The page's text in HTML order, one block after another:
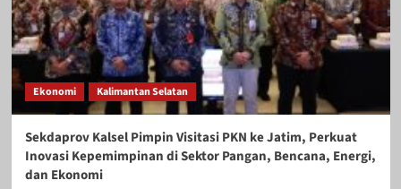
Ekonomi Kalimantan Selatan
Sekdaprov Kalsel Pimpin Visitasi PKN ke Jatim, Perkuat
Inovasi Kepemimpinan di Sektor Pangan, Bencana, Energi,
dan Ekonomi